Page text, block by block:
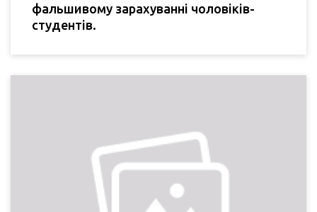
фальшивому зарахуванні чоловіків-
студентів.